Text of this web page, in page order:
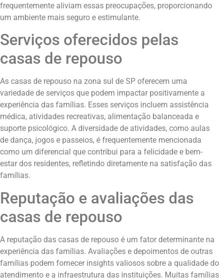
frequentemente aliviam essas preocupações, proporcionando
um ambiente mais seguro e estimulante.
Serviços oferecidos pelas
casas de repouso
As casas de repouso na zona sul de SP oferecem uma
variedade de serviços que podem impactar positivamente a
experiência das famílias. Esses serviços incluem assistência
médica, atividades recreativas, alimentação balanceada e
suporte psicológico. A diversidade de atividades, como aulas
de dança, jogos e passeios, é frequentemente mencionada
como um diferencial que contribui para a felicidade e bem-
estar dos residentes, refletindo diretamente na satisfação das
famílias.
Reputação e avaliações das
casas de repouso
A reputação das casas de repouso é um fator determinante na
experiência das famílias. Avaliações e depoimentos de outras
famílias podem fornecer insights valiosos sobre a qualidade do
atendimento e a infraestrutura das instituições. Muitas famílias